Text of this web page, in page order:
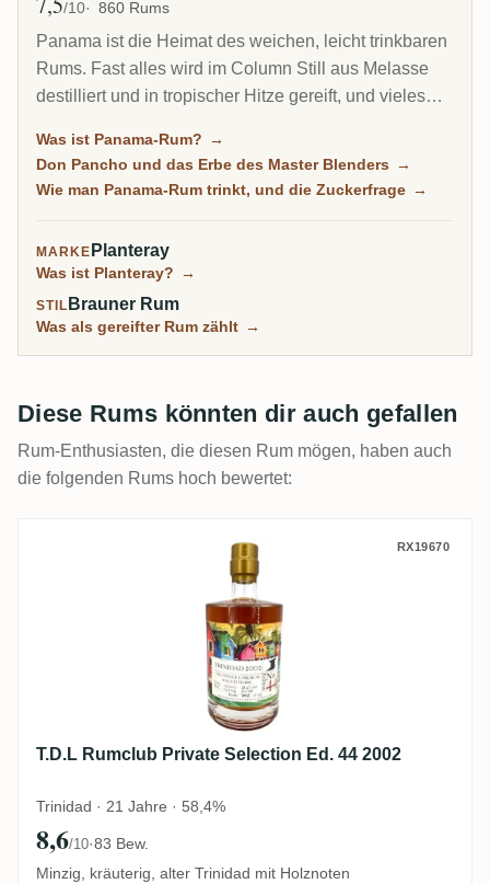
Ø Bewertung
/10 860 Rums
Panama ist die Heimat des weichen, leicht trinkbaren
Rums. Fast alles wird im Column Still aus Melasse
destilliert und in tropischer Hitze gereift, und vieles
Master Blenders Don Pancho. Es ist der freundliche
Was ist Panama-Rum? →
Don Pancho und das Erbe des Master Blenders →
Wie man Panama-Rum trinkt, und die Zuckerfrage →
MARKE Planteray
Was ist Planteray? →
STIL Brauner Rum
Was als gereifter Rum zählt →
Diese Rums könnten dir auch gefallen
Rum-Enthusiasten, die diesen Rum mögen, haben auch
die folgenden Rums hoch bewertet:
T.D.L Rumclub Private Selection Ed. 44
RX19670
T.D.L Rumclub Private Selection Ed. 44 2002
Trinidad · 21 Jahre · 58,4%
8,6/10·83 Bew.
Minzig, kräuterig, alter Trinidad mit Holznoten